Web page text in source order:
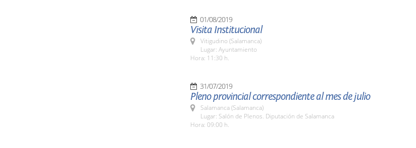
01/08/2019
Visita Institucional
Vitigudino (Salamanca)
Lugar: Ayuntamiento
Hora: 11:30 h.
31/07/2019
Pleno provincial correspondiente al mes de julio
Salamanca (Salamanca)
Lugar: Salón de Plenos. Diputación de Salamanca
Hora: 09:00 h.